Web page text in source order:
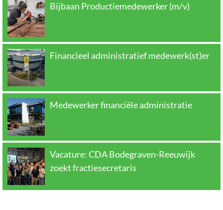
Bijbaan Productiemedewerker (m/v)
Financieel administratief medewerk(st)er
Medewerker financiële administratie
Vacature: CDA Bodegraven-Reeuwijk
zoekt fractiesecretaris